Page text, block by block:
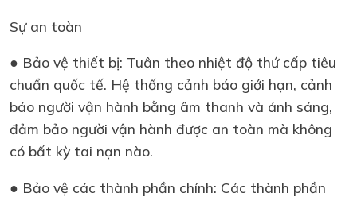
Sự an toàn
● Bảo vệ thiết bị: Tuân theo nhiệt độ thứ cấp tiêu
chuẩn quốc tế. Hệ thống cảnh báo giới hạn, cảnh
báo người vận hành bằng âm thanh và ánh sáng,
đảm bảo người vận hành được an toàn mà không
có bất kỳ tai nạn nào.
● Bảo vệ các thành phần chính: Các thành phần